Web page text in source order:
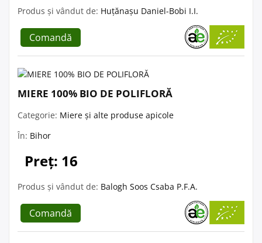
Produs și vândut de: Huțănașu Daniel-Bobi I.I.
Comandă
MIERE 100% BIO DE POLIFLORĂ
Categorie: Miere și alte produse apicole
În: Bihor
Preț: 16
Produs și vândut de: Balogh Soos Csaba P.F.A.
Comandă